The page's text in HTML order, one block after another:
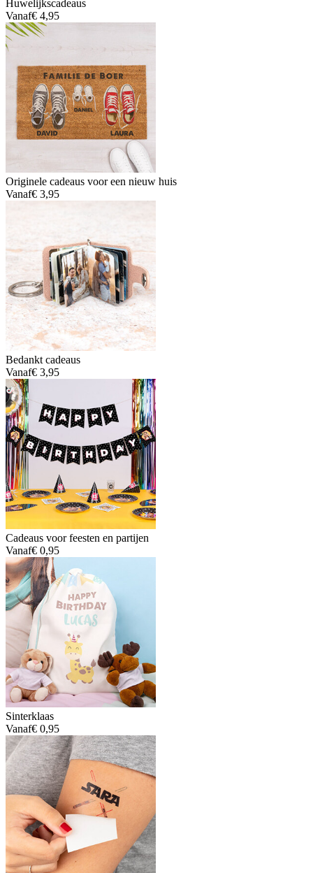
Huwelijkscadeaus
Vanaf€ 4,95
Originele cadeaus voor een nieuw huis
Vanaf€ 3,95
Bedankt cadeaus
Vanaf€ 3,95
Cadeaus voor feesten en partijen
Vanaf€ 0,95
Sinterklaas
Vanaf€ 0,95